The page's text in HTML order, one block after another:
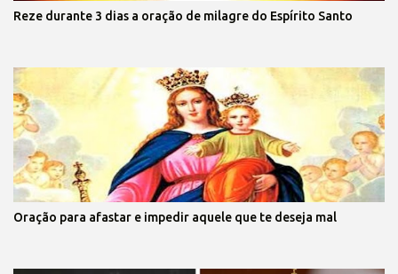
Reze durante 3 dias a oração de milagre do Espírito Santo
Oração para afastar e impedir aquele que te deseja mal